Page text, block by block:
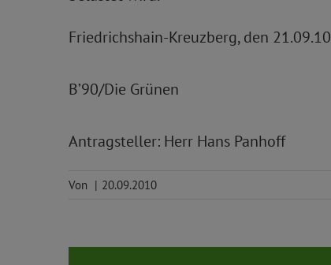
Friedrichshain-Kreuzberg, den 21.09.10
B’90/Die Grünen
Antragsteller: Herr Hans Panhoff
Von | 20.09.2010